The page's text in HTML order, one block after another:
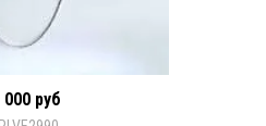
000 руб